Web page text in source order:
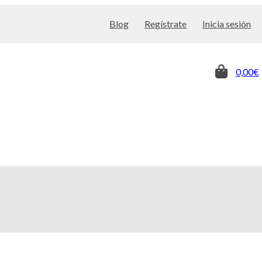
Blog Regístrate Inicia sesión
0,00€